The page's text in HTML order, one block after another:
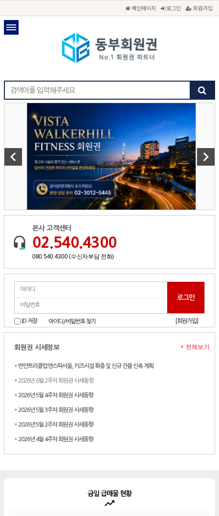
메인페이지 로그인 회원가입
keyboard_arrow_left keyboard_arrow_right
본사 고객센터
02.540.4300
080.540.4300 (수신자부담 전화)
ID 저장 아이디/비밀번호 찾기 [회원가입]
회원권 시세정보
* 반얀트리클럽앤스파서울, 키즈시설 확충 및 신규 건물 신축 계획
* 2026년 6월 2주차 회원권 시세동향
* 2026년 5월 4주차 회원권 시세동향
* 2026년 5월 3주차 회원권 시세동향
* 2026년 5월 2주차 회원권 시세동향
* 2026년 4월 4주차 회원권 시세동향
+ 전체보기
금일 급매물 현황
trending_up